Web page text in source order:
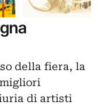
della fiera, la
di artisti